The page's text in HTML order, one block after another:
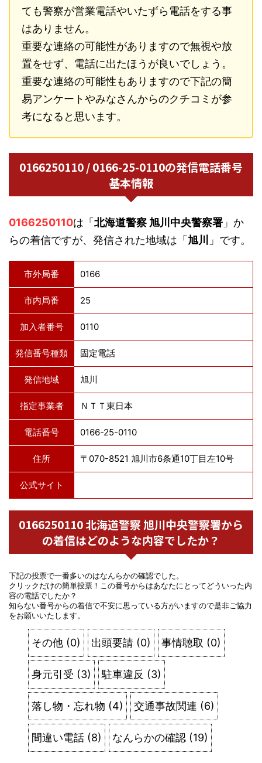
ても警察が営業電話やいたずら電話をする事
はありません。
重要な連絡の可能性がありますので無視や放
置をせず、電話に出たほうが良いでしょう。
重要な連絡の可能性もありますので下記の簡
易アンケートやみなさんからのクチコミが参
考になると思います。
0166250110 / 0166-25-0110の発信電話番号
基本情報
0166250110は「北海道警察 旭川中央警察署 」か
らの着信ですが、発信された地域は「旭川 」です。
市外局番 0166
市内局番 25
加入者番号 0110
発信番号種類 固定電話
発信地域 旭川
指定事業者 ＮＴＴ東日本
電話番号 0166-25-0110
住所 〒070-8521 旭川市6条通10丁目左10号
公式サイト
0166250110 北海道警察 旭川中央警察署から
の着信はどのような内容でしたか？
下記の投票で一番多いのはなんらかの確認でした。
クリックだけの簡単投票！この番号からはあなたにとってどういった内
容の電話でしたか？
知らない番号からの着信で不安に思っている方がいますので是非ご協力
をお願いいたします。
その他 (0) 出頭要請 (0) 事情聴取 (0)
身元引受 (3) 駐車違反 (3)
落し物・忘れ物 (4) 交通事故関連 (6)
間違い電話 (8) なんらかの確認 (19)